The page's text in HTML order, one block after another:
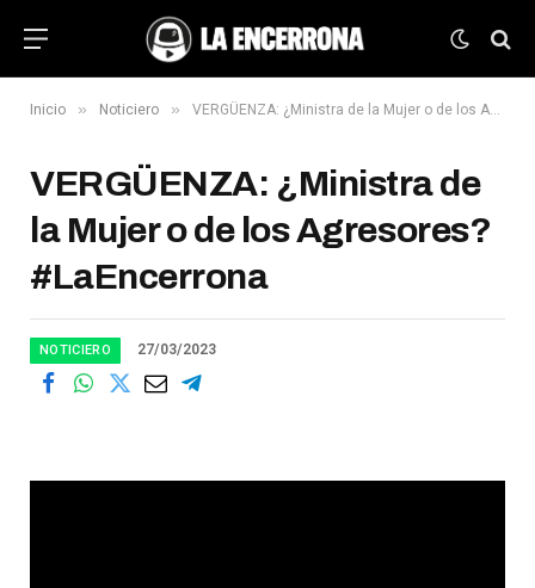
Inicio » Noticiero » VERGÜENZA: ¿Ministra de la Mujer o de los Agresores? #LaEncerrona
VERGÜENZA: ¿Ministra de
la Mujer o de los Agresores?
#LaEncerrona
NOTICIERO 27/03/2023